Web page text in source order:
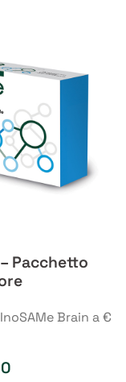
essere
nella
pagina
del
prodotto
Pacchetto
Brain a €
Il